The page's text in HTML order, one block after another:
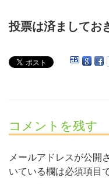
投票は済ましてお
コメントを残す
メールアドレスが公開
いている欄は必須項目